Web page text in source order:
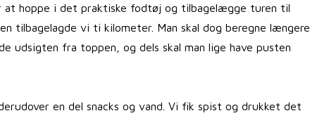
at hoppe i det praktiske fodtøj og tilbagelægge turen til
tilbagelagde vi ti kilometer. Man skal dog beregne længere
udsigten fra toppen, og dels skal man lige have pusten
en del snacks og vand. Vi fik spist og drukket det